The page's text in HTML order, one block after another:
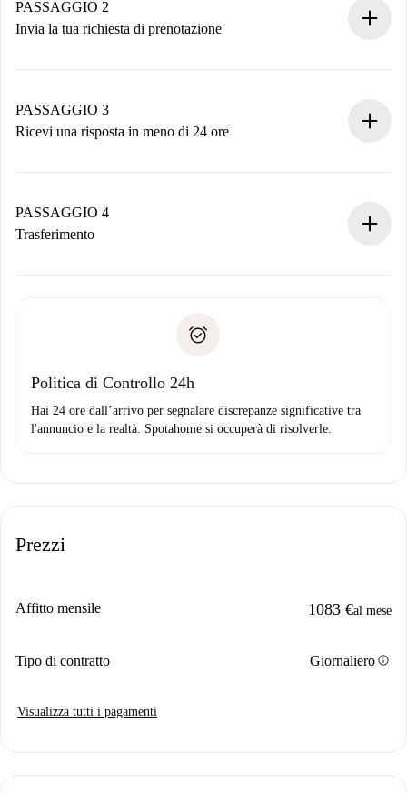
Hai tutte le informazioni necessarie in anticipo.
PASSAGGIO 2
Invia la tua richiesta di prenotazione
non accetta.
PASSAGGIO 3
Ricevi una risposta in meno di 24 ore
contatto con il proprietario.
Se rifiutata: non ti addebiteremo nulla e ti proporremo
Domiciliazione del pagamento
PASSAGGIO 4
Trasferimento
solo se non segnali problemi.
Politica di Controllo 24h
Hai 24 ore dall’arrivo per segnalare discrepanze significative tra
l'annuncio e la realtà. Spotahome si occuperà di risolverle.
Prezzi
Affitto mensile 1083 €al mese
Tipo di contratto Giornalieroinfo
Visualizza tutti i pagamenti